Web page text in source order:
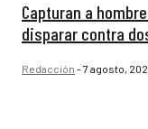
Capturan a
disparar contra
Redacción -7 agosto,